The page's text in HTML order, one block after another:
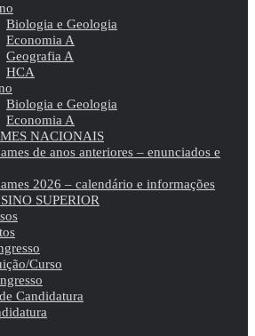
Biologia e Geologia
Economia A
Geografia A
HCA
Biologia e Geologia
Economia A
NACIONAIS
de anos anteriores – enunciados e
2026 – calendário e informações
SUPERIOR
Curso
Candidatura